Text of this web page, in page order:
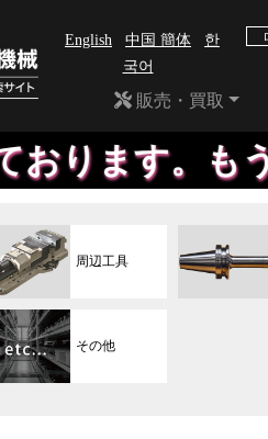
English 中国 簡体
한
국어
販売・買取
くなった
周辺工具
その他